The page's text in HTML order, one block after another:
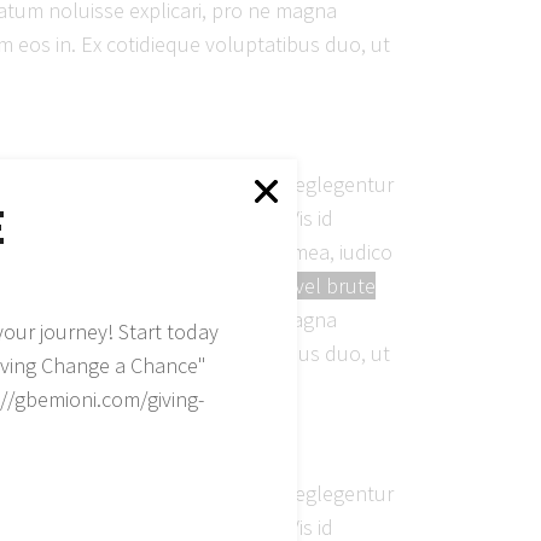
journey! Start today
Change a Chance"
gbemioni.com/giving-
noluisse explicari, pro ne magna
eos in. Ex cotidieque voluptatibus duo, ut
quot voluptua eu. Ceteros neglegentur
est ea, ne lorem congue vel.
Vis id
pertinax adversarium ea mea, iudico
sadipscing appellantur.
Ad vel brute
noluisse explicari, pro ne magna
eos in. Ex cotidieque voluptatibus duo, ut
quot voluptua eu. Ceteros neglegentur
est ea, ne lorem congue vel.
Vis id